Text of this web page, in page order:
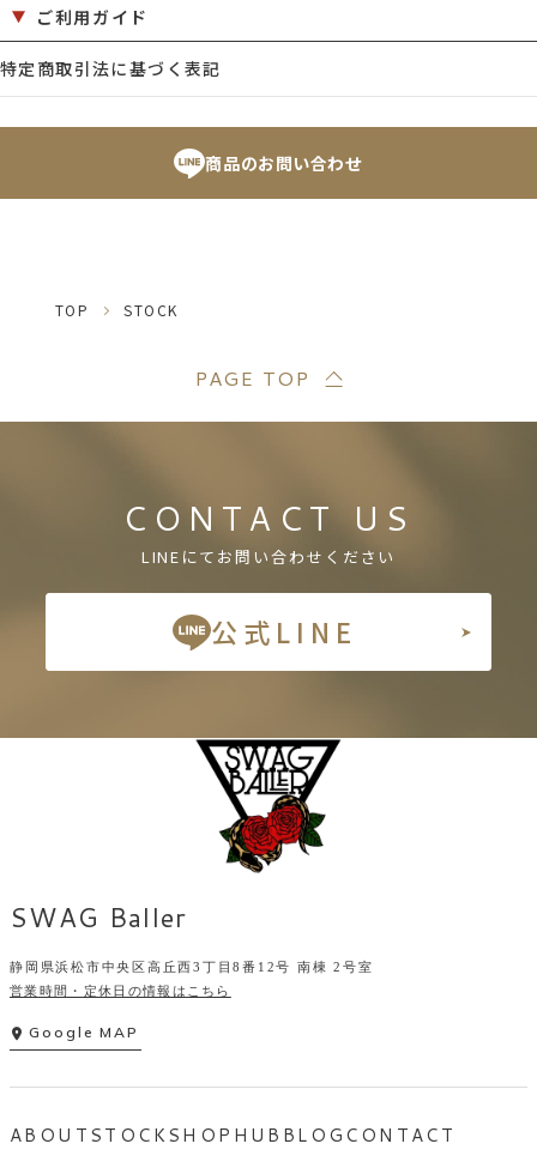
ご利用ガイド
特定商取引法に基づく表記
商品のお問い合わせ
TOP STOCK
CONTACT US
LINEにてお問い合わせください
公式LINE
SWAG Baller
静岡県浜松市中央区高丘西3丁目8番12号 南棟 2号室
営業時間・定休日の情報はこちら
Google MAP
ABOUTSTOCKSHOP HUB BLOGCONTACT
PAGE TOP